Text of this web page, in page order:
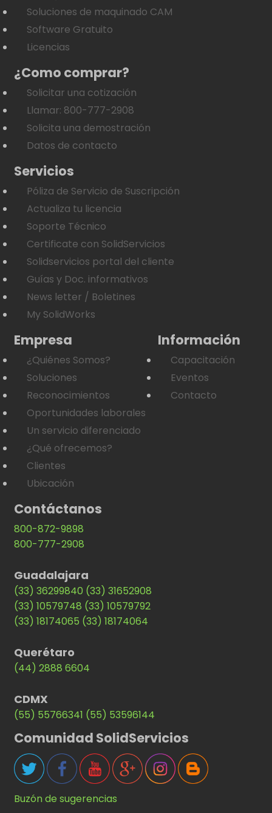
Soluciones de maquinado CAM
Software Gratuito
Licencias
¿Como comprar?
Solicitar una cotización
Llamar: 800-777-2908
Solicita una demostración
Datos de contacto
Servicios
Póliza de Servicio de Suscripción
Actualiza tu licencia
Soporte Técnico
Certificate con SolidServicios
Solidservicios portal del cliente
Guías y Doc. informativos
News letter / Boletines
My SolidWorks
Empresa
¿Quiénes Somos?
Soluciones
Reconocimientos
Oportunidades laborales
Un servicio diferenciado
¿Qué ofrecemos?
Clientes
Ubicación
Información
Capacitación
Eventos
Contacto
Contáctanos
800-872-9898
800-777-2908
Guadalajara
(33) 36299840 (33) 31652908
(33) 10579748 (33) 10579792
(33) 18174065 (33) 18174064
Querétaro
(44) 2888 6604
CDMX
(55) 55766341 (55) 53596144
Comunidad SolidServicios
Buzón de sugerencias